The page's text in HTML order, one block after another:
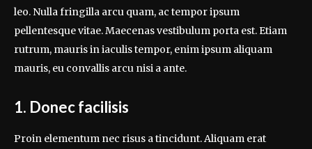
leo. Nulla fringilla arcu quam, ac tempor ipsum
pellentesque vitae. Maecenas vestibulum porta est. Etiam
rutrum, mauris in iaculis tempor, enim ipsum aliquam
mauris, eu convallis arcu nisi a ante.
1. Donec facilisis
Proin elementum nec risus a tincidunt. Aliquam erat